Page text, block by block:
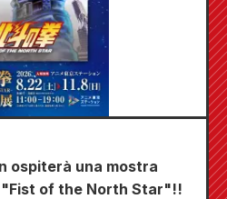
ospiterà una mostra
of the North Star"!!